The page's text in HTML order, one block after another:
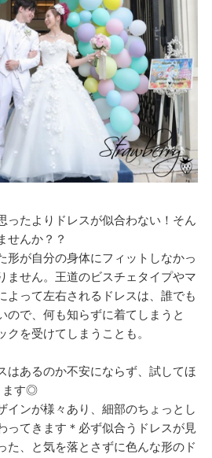
ったよりドレスが似合わない！そん
せんか？？
形が自分の身体にフィットしなかっ
ません。王道のビスチェタイプやマ
よって左右されるドレスは、誰でも
ので、何も知らずに着てしまうと
クを受けてしまうことも。
はあるのか不安にならず、試してほ
ます◎
インが様々あり、細部のちょっとし
ってきます＊必ず似合うドレスが見
た、と気を落とさずに色んな形のド